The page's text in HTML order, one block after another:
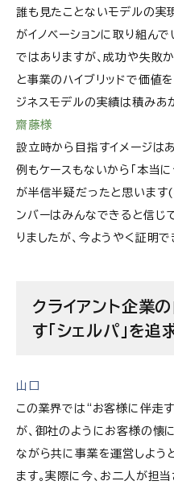
誰も見たことないモデルの実
がイノベーションに取り組ん
ではありますが、成功や失敗
と事業のハイブリッドで価値
ジネスモデルの実績は積みあ
齋藤様
設立時から目指すイメージは
例もケースもないから「本当
が半信半疑だったと思います
ンバーはみんなできると信じ
りましたが、今ようやく証明
クライアント企業
す「シェルパ」を追
山口
この業界では“お客様に伴走
が、御社のようにお客様の懐
ながら共に事業を運営しよう
ます。実際に今、お二人が担